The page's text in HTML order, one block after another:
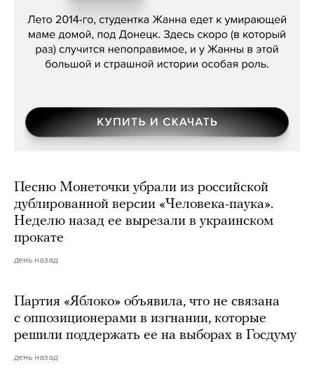
Песню Монеточки убрали из российской
дублированной версии «Человека-паука».
Неделю назад ее вырезали в украинском
прокате
день назад
Партия «Яблоко» объявила, что не связана
с оппозиционерами в изгнании, которые
решили поддержать ее на выборах в Госдуму
день назад